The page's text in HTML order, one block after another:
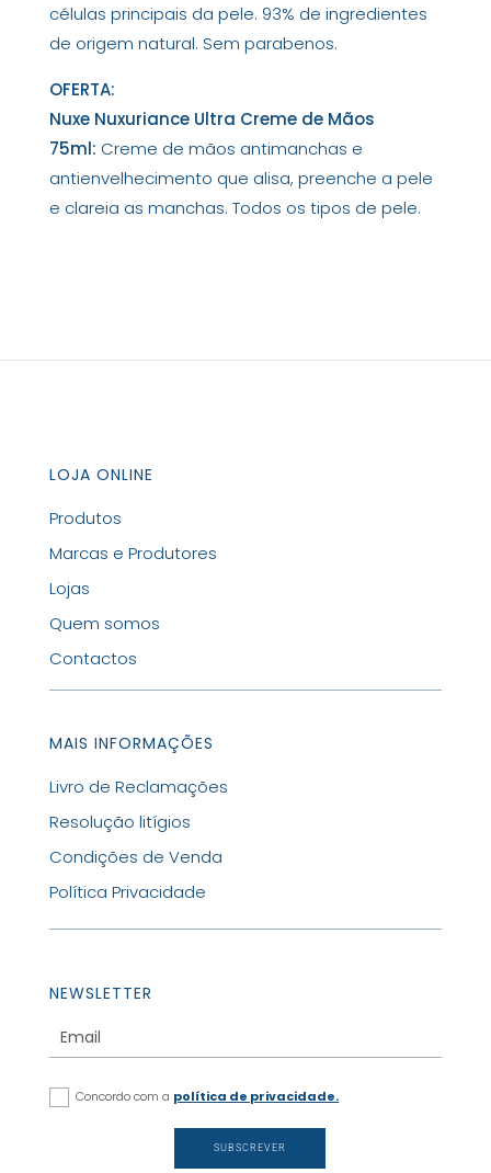
células principais da pele. 93% de ingredientes
de origem natural. Sem parabenos.
OFERTA:
Nuxe Nuxuriance Ultra Creme de Mãos
75ml: Creme de mãos antimanchas e
antienvelhecimento que alisa, preenche a pele
e clareia as manchas. Todos os tipos de pele.
LOJA ONLINE
Produtos
Marcas e Produtores
Lojas
Quem somos
Contactos
MAIS INFORMAÇÕES
Livro de Reclamações
Resolução litígios
Condições de Venda
Política Privacidade
NEWSLETTER
Concordo com a política de privacidade.
SUBSCREVER